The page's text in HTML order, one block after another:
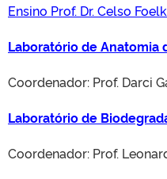
Ensino Prof. Dr. Celso
Laboratório de Anatomia
Coordenador: Prof. Darci
Laboratório de
Coordenador: Prof.